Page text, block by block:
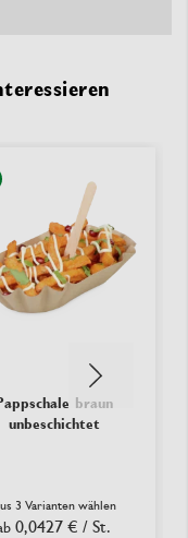
braun
unbeschichtet
3 Varianten wählen
0,0427 € / St.